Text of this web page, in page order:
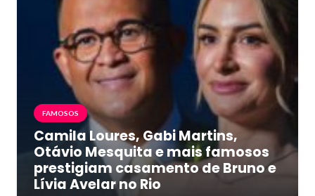
FAMOSOS
Camila Loures, Gabi Martins,
Otávio Mesquita e mais famosos
prestigiam casamento de Bruno e
Lívia Avelar no Rio